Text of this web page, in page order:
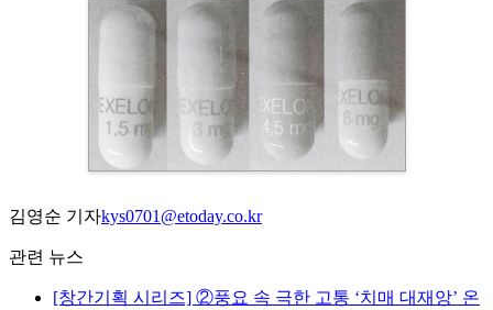
김영순 기자kys0701@etoday.co.kr
관련 뉴스
[창간기획 시리즈] ②풍요 속 극한 고통 ‘치매 대재앙’ 온